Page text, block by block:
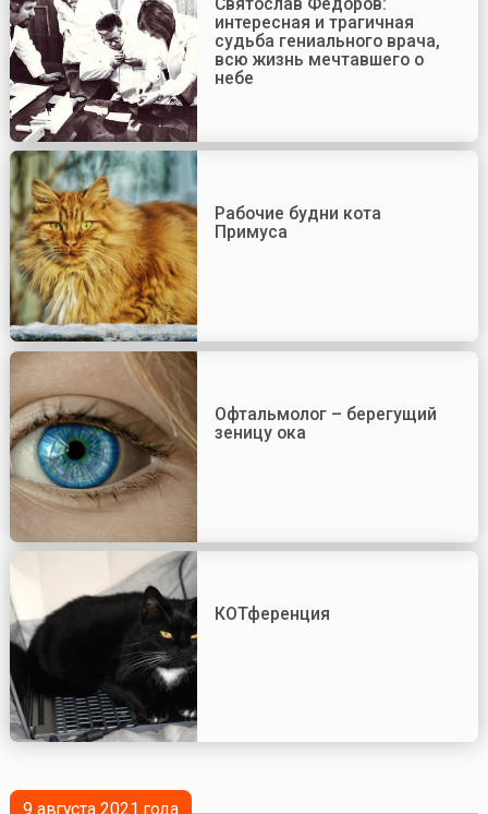
интересная и трагичная
судьба гениального врача,
всю жизнь мечтавшего о
небе
Рабочие будни кота
Примуса
Офтальмолог – берегущий
зеницу ока
КОТференция
9 августа 2021 года